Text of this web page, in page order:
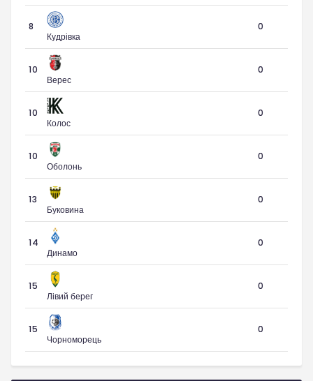
8
Кудрівка
0
10
Верес
0
10
Колос
0
10
Оболонь
0
13
Буковина
0
14
Динамо
0
15
Лівий берег
0
15
Чорноморець
0